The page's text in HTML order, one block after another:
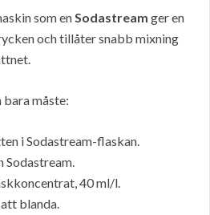
som enSodastream ger en
och tillåter snabb mixning
bara måste:
i Sodastream-flaskan.
Sodastream.
40 ml/l.
blanda.